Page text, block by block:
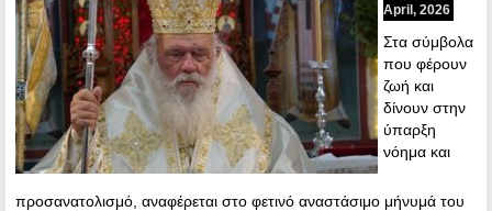
April, 2026
Στα σύμβολα
που φέρουν
ζωή και
δίνουν στην
ύπαρξη
νόημα και
προσανατολισμό, αναφέρεται στο φετινό αναστάσιμο μήνυμά του